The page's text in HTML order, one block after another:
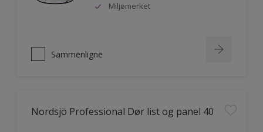
Miljømerket
Sammenligne
Nordsjö Professional Dør list og panel 40